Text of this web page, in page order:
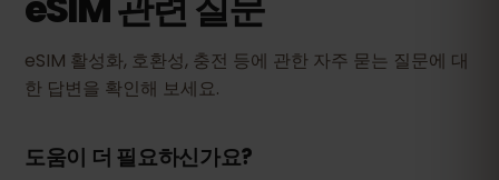
eSIM 활성화, 호환성, 충전 등에 관한 자주 묻는 질문에 대
한 답변을 확인해 보세요.
도움이 더 필요하신가요?